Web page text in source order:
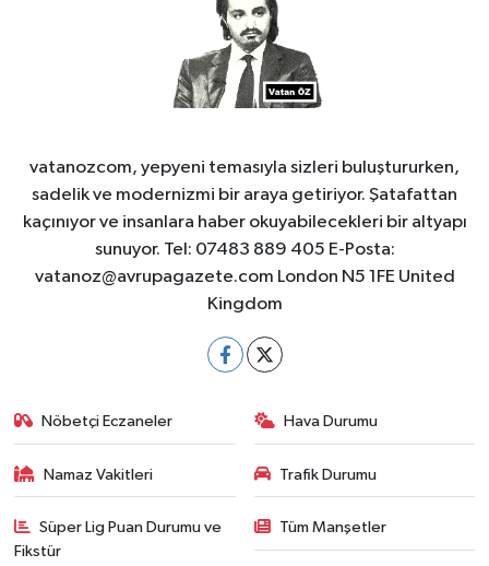
vatanozcom, yepyeni temasıyla sizleri buluştururken,
sadelik ve modernizmi bir araya getiriyor. Şatafattan
kaçınıyor ve insanlara haber okuyabilecekleri bir altyapı
sunuyor. Tel: 07483 889 405 E-Posta:
vatanoz@avrupagazete.com London N5 1FE United
Kingdom
Nöbetçi Eczaneler Hava Durumu
Namaz Vakitleri Trafik Durumu
Süper Lig Puan Durumu ve
Fikstür
Tüm Manşetler